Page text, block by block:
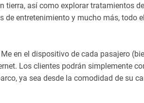
tierra, así como explorar tratamientos
de entretenimiento y mucho más, todo
en el dispositivo de cada pasajero
Los clientes podrán simplemente
ya sea desde la comodidad de su